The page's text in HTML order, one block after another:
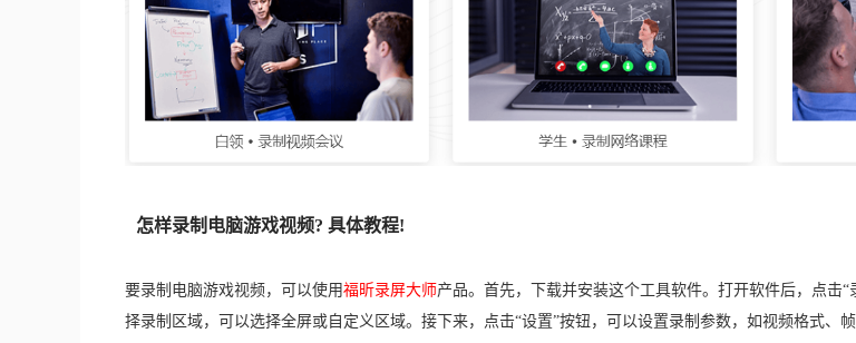
怎样录制电脑游戏视频? 具体教程!
要录制电脑游戏视频，可以使用福昕录屏大师产品。首先，下载并安装这个工具软件。打开软件后，点击
择录制区域，可以选择全屏或自定义区域。接下来，点击“设置”按钮，可以设置录制参数，如视频格式、